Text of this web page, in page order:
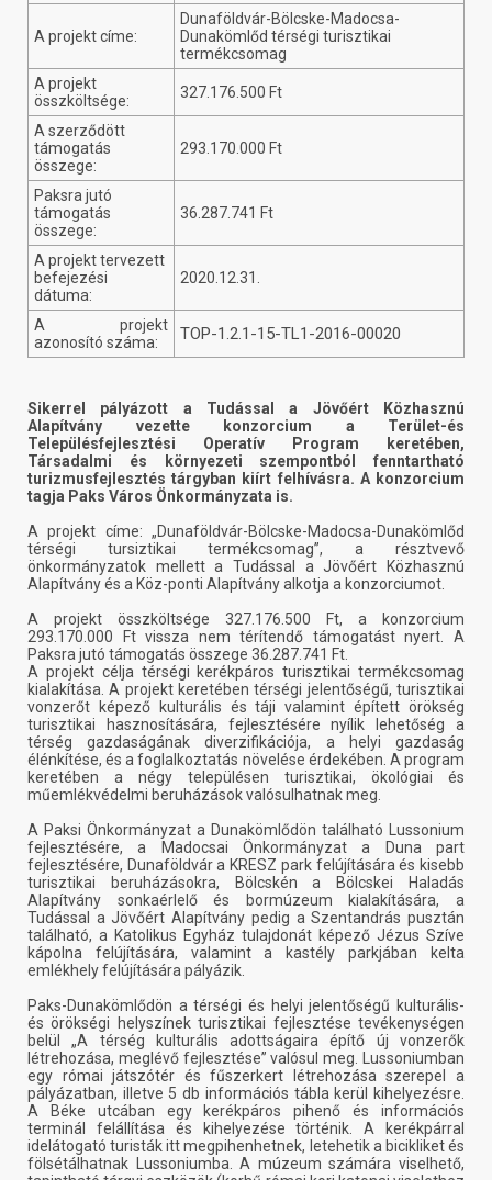
A projekt címe:
Dunaföldvár-Bölcske-Madocsa-
Dunakömlőd térségi turisztikai
termékcsomag
A projekt
összköltsége:
327.176.500 Ft
A szerződött
támogatás
összege:
293.170.000 Ft
Paksra jutó
támogatás
összege:
36.287.741 Ft
A projekt tervezett
befejezési
dátuma:
2020.12.31.
A projekt
azonosító száma:
TOP-1.2.1-15-TL1-2016-00020
Sikerrel pályázott a Tudással a Jövőért Közhasznú
Alapítvány vezette konzorcium a Terület-és
Településfejlesztési Operatív Program keretében,
Társadalmi és környezeti szempontból fenntartható
turizmusfejlesztés tárgyban kiírt felhívásra. A konzorcium
tagja Paks Város Önkormányzata is.
A projekt címe: „Dunaföldvár-Bölcske-Madocsa-Dunakömlőd
térségi tursiztikai termékcsomag”, a résztvevő
önkormányzatok mellett a Tudással a Jövőért Közhasznú
Alapítvány és a Köz-ponti Alapítvány alkotja a konzorciumot.
A projekt összköltsége 327.176.500 Ft, a konzorcium
293.170.000 Ft vissza nem térítendő támogatást nyert. A
Paksra jutó támogatás összege 36.287.741 Ft.
A projekt célja térségi kerékpáros turisztikai termékcsomag
kialakítása. A projekt keretében térségi jelentőségű, turisztikai
vonzerőt képező kulturális és táji valamint épített örökség
turisztikai hasznosítására, fejlesztésére nyílik lehetőség a
térség gazdaságának diverzifikációja, a helyi gazdaság
élénkítése, és a foglalkoztatás növelése érdekében. A program
keretében a négy településen turisztikai, ökológiai és
műemlékvédelmi beruházások valósulhatnak meg.
A Paksi Önkormányzat a Dunakömlődön található Lussonium
fejlesztésére, a Madocsai Önkormányzat a Duna part
fejlesztésére, Dunaföldvár a KRESZ park felújítására és kisebb
turisztikai beruházásokra, Bölcskén a Bölcskei Haladás
Alapítvány sonkaérlelő és bormúzeum kialakítására, a
Tudással a Jövőért Alapítvány pedig a Szentandrás pusztán
található, a Katolikus Egyház tulajdonát képező Jézus Szíve
kápolna felújítására, valamint a kastély parkjában kelta
emlékhely felújítására pályázik.
Paks-Dunakömlődön a térségi és helyi jelentőségű kulturális-
és örökségi helyszínek turisztikai fejlesztése tevékenységen
belül „A térség kulturális adottságaira építő új vonzerők
létrehozása, meglévő fejlesztése” valósul meg. Lussoniumban
egy római játszótér és fűszerkert létrehozása szerepel a
pályázatban, illetve 5 db információs tábla kerül kihelyezésre.
A Béke utcában egy kerékpáros pihenő és információs
terminál felállítása és kihelyezése történik. A kerékpárral
idelátogató turisták itt megpihenhetnek, letehetik a bicikliket és
fölsétálhatnak Lussoniumba. A múzeum számára viselhető,